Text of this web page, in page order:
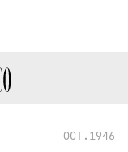
OCT.1946